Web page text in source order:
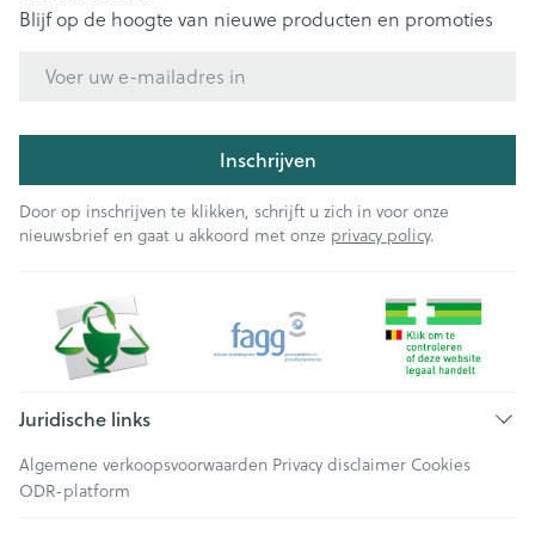
Blijf op de hoogte van nieuwe producten en promoties
Inschrijven
Door op inschrijven te klikken, schrijft u zich in voor onze
nieuwsbrief en gaat u akkoord met onze privacy policy.
Juridische links
Algemene verkoopsvoorwaarden Privacy disclaimer Cookies
ODR-platform